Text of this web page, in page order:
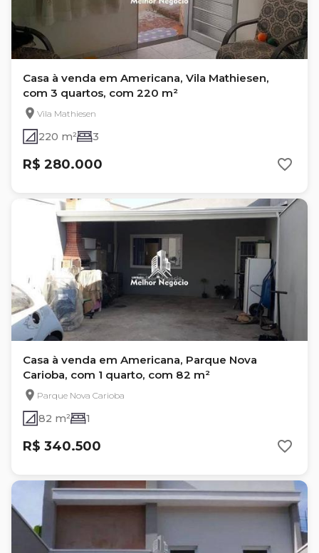
Casa à venda em Americana, Vila Mathiesen,
com 3 quartos, com 220 m²
Vila Mathiesen
220 m² 3
R$ 280.000
Casa à venda em Americana, Parque Nova
Carioba, com 1 quarto, com 82 m²
Parque Nova Carioba
82 m² 1
R$ 340.500